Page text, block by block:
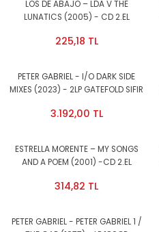
LOS DE ABAJO – LDA V THE
LUNATICS (2005) - CD 2.EL
225,18 TL
PETER GABRIEL - I/O DARK SIDE
MIXES (2023) - 2LP GATEFOLD SIFIR
3.192,00 TL
ESTRELLA MORENTE – MY SONGS
AND A POEM (2001) -CD 2.EL
314,82 TL
PETER GABRIEL - PETER GABRIEL 1 /